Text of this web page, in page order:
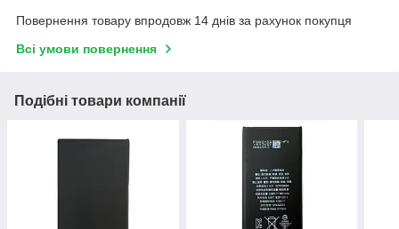
Повернення товару впродовж 14 днів за рахунок покупця
Всі умови повернення
Подібні товари компанії